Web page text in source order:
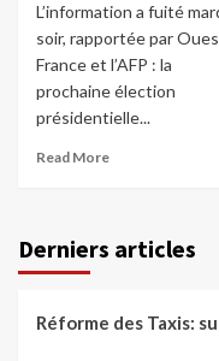
L’information a fuité
soir, rapportée par
France et l’AFP : la
prochaine élection
présidentielle...
Read More
Derniers articles
Réforme des Taxis: